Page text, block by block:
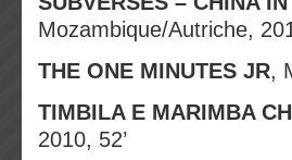
Mozambique/Autriche,
THE ONE MINUTES JR,
TIMBILA E MARIMBA
2010, 52’